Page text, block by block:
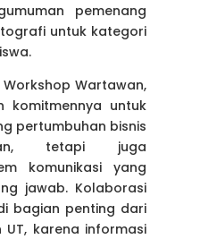
pemenang
untuk kategori
Wartawan,
komitmennya untuk
pertumbuhan bisnis
tetapi juga
komunikasi yang
jawab. Kolaborasi
bagian penting dari
karena informasi